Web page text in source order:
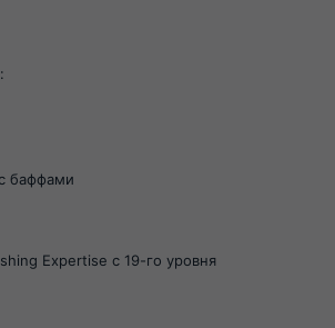
баффами
Expertise с 19-го уровня